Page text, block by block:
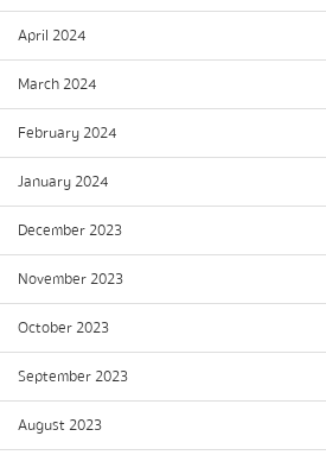
April 2024
March 2024
February 2024
January 2024
December 2023
November 2023
October 2023
September 2023
August 2023